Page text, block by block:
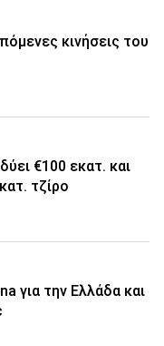
κινήσεις του
€100 εκατ. και
τζίρο
για την Ελλάδα και